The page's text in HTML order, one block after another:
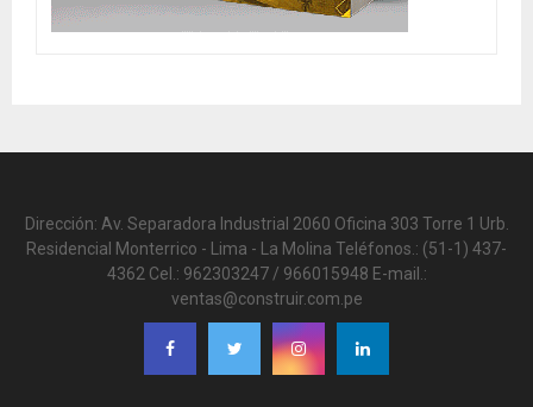
Dirección: Av. Separadora Industrial 2060 Oficina 303 Torre 1 Urb.
Residencial Monterrico - Lima - La Molina Teléfonos.: (51-1) 437-
4362 Cel.: 962303247 / 966015948 E-mail.:
ventas@construir.com.pe